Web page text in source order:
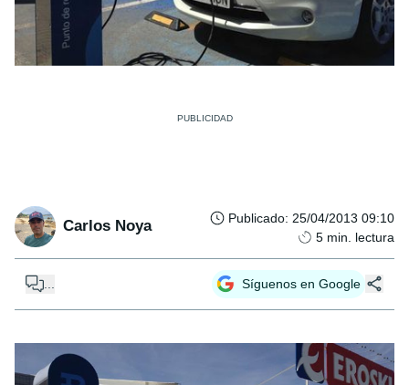
Carlos Noya Publicado: 25/04/2013 09:10
5 min. lectura
Síguenos en Google